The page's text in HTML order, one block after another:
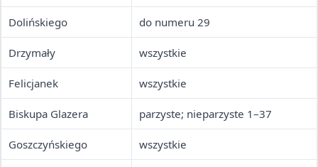
Dolińskiego do numeru 29
Drzymały wszystkie
Felicjanek wszystkie
Biskupa Glazera parzyste; nieparzyste 1–37
Goszczyńskiego wszystkie